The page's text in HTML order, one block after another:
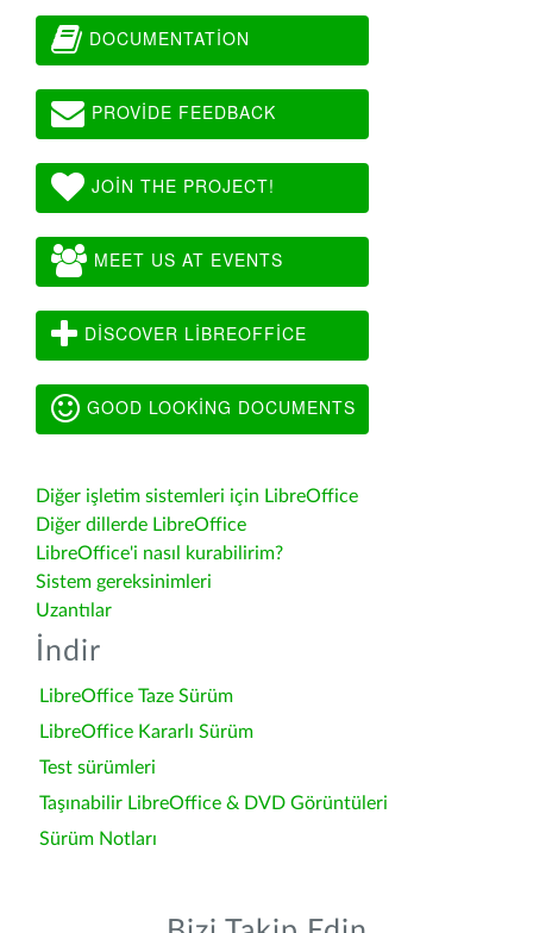
DOCUMENTATION
PROVIDE FEEDBACK
JOIN THE PROJECT!
MEET US AT EVENTS
DISCOVER LIBREOFFICE
GOOD LOOKING DOCUMENTS
Diğer işletim sistemleri için LibreOffice
Diğer dillerde LibreOffice
LibreOffice'i nasıl kurabilirim?
Sistem gereksinimleri
Uzantılar
İndir
LibreOffice Taze Sürüm
LibreOffice Kararlı Sürüm
Test sürümleri
Taşınabilir LibreOffice & DVD Görüntüleri
Sürüm Notları